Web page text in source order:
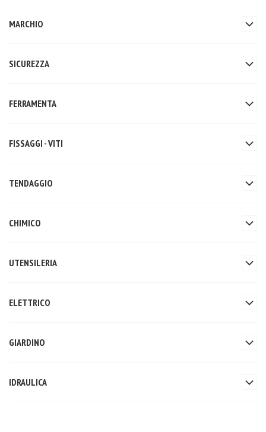
MARCHIO
SICUREZZA
FERRAMENTA
FISSAGGI - VITI
TENDAGGIO
CHIMICO
UTENSILERIA
ELETTRICO
GIARDINO
IDRAULICA